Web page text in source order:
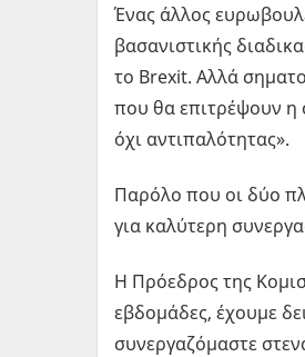
Ένας άλλος
βασανιστικής
το Brexit. Αλλά
που θα επιτρέψουν η
όχι αντιπαλότητας».
Παρόλο που οι δύο
για καλύτερη
Η Πρόεδρος της
εβδομάδες, έχουμε
συνεργαζόμαστε